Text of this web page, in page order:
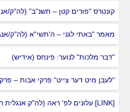
קונטרס "פורים קטן – תשנ"ב" (לה"ק/
מאמר "באתי לגני – ה'תשי"א (לה"ק/
"דבר מלכות" לנוער: פינחס (אידיש)
"לעבן מיט דער צייט" פרקי אבות –
[LINK] עלונים לפ' ראה (לה"ק אנגלית רוסית פרסית ספרדית...